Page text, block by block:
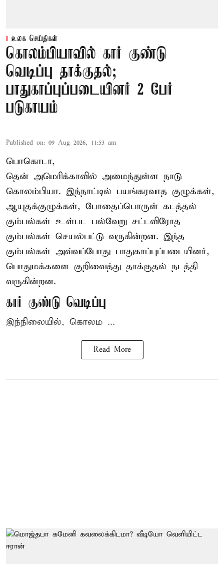
உலக செய்திகள்
கொலம்பியாவில் கார் குண்டு
வெடிப்பு தாக்குதல்;
பாதுகாப்புப்படையினர் 2 பேர்
படுகாயம்
Published on: 09 Aug 2026, 11:53 am
பொகொடா,
தென் அமெரிக்காவில் அமைந்துள்ள நாடு
கொலம்பியா. இந்நாட்டில் பயங்கரவாத குழுக்கள்,
ஆயுதக்குழுக்கள், போதைப்பொருள் கடத்தல்
கும்பல்கள் உள்பட பல்வேறு சட்டவிரோத
கும்பல்கள் செயல்பட்டு வருகின்றன. இந்த
கும்பல்கள் அவ்வப்போது பாதுகாப்புப்படையினர்,
பொதுமக்களை குறிவைத்து தாக்குதல் நடத்தி
வருகின்றன.
கார் குண்டு வெடிப்பு
இந்நிலையில், கொலம ...
Read More